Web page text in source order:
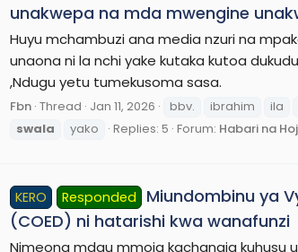
unakwepa na mda mwengine
Huyu mchambuzi ana media nzuri na
unaona ni la nchi yake kutaka kutoa
,Ndugu yetu tumekusoma sasa.
Fbn Thread Jan 11, 2026 bbv. ibrahim ila
swala
yako Replies: 5 Forum: Habari na
KERO Responded
Miundombinu ya
(COED) ni hatarishi kwa wanafunzi
Nimeona mdau mmoja kachangia kuhusu